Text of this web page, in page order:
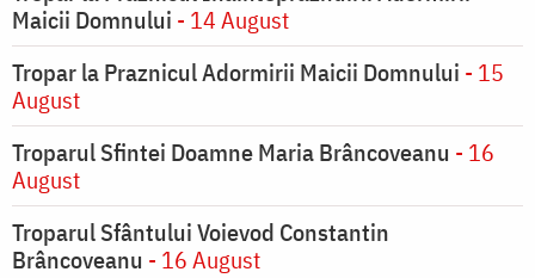
Maicii Domnului - 14 August
Tropar la Praznicul Adormirii Maicii Domnului - 15
August
Troparul Sfintei Doamne Maria Brâncoveanu - 16
August
Troparul Sfântului Voievod Constantin
Brâncoveanu - 16 August